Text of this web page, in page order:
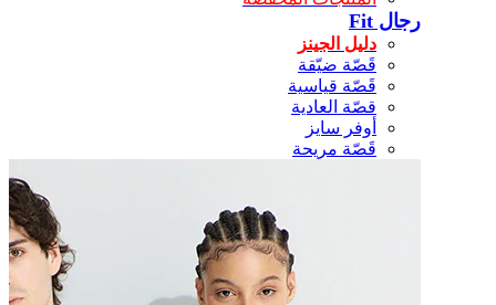
رجال Fit
دليل الجينز
قَصّة ضيّقة
قَصّة قياسية
قصّة العادية
أوفر سايز
قَصّة مريحة